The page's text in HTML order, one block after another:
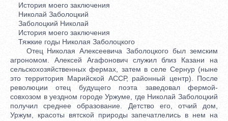
История моего заключения
Николай Заболоцкий
Заболоцкий Николай
История моего заключения
Тяжкие годы Николая Заболоцкого
Отец Николая Алексеевича Заболоцкого был земским
агрономом. Алексей Агафонович служил близ Казани на
сельскохозяйственных фермах, затем в селе Сернур (ныне
это территория Марийской АССР, районный центр). После
революции отец будущего поэта заведовал фермой-
совхозом в уездном городе Уржуме, где Николай Заболоцкий
получил среднее образование. Детство его, отчий дом,
Уржум, красоты вятской природы запечатлелись в нем на